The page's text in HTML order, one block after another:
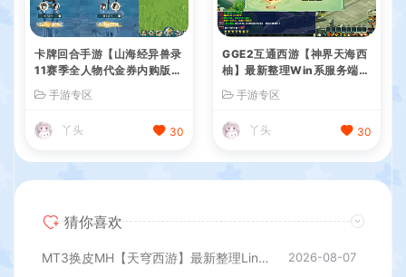
卡牌回合手游【山海经异兽录
11赛季全人物代金券内购版】
最新整理WIN系服务端+授权
GM后台+管理后台+热更修改
工具+安卓+详细搭建教程
手游专区
丫头 30
GGE2互通西游【神界天海西
柚】最新整理Win系服务端
+安卓苹果PC三端+内置GM
工具+全套源码+详细搭建教
程
手游专区
丫头 30
猜你喜欢
MT3换皮MH【天穹西游】最新整理Linux手工服务端+安卓苹果双端+GM后台+详细搭建教程+全套源码+视频教程 2026-08-07